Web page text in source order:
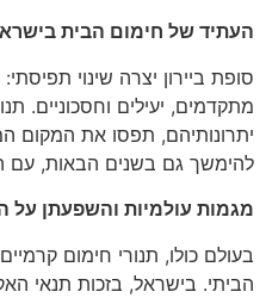
העתיד של חימום הבית
סופת ביירון יצרה שינוי
מתקדמים, יעילים וחסכוניים.
יתרונותיהם, תפסו את המקום
להימשך גם בשנים הבאות, עם
מגמות עולמיות והשפעתן על
בעולם כולו, תנורי חימום
הביתי. בישראל, בזכות תנאי